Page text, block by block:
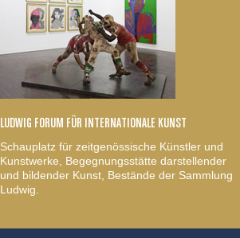
LUDWIG FORUM FÜR INTERNATIONALE KUNST
Schauplatz für zeitgenössische Künstler und
Kunstwerke, Begegnungsstätte darstellender
und bildender Kunst, Bestände der Sammlung
Ludwig.